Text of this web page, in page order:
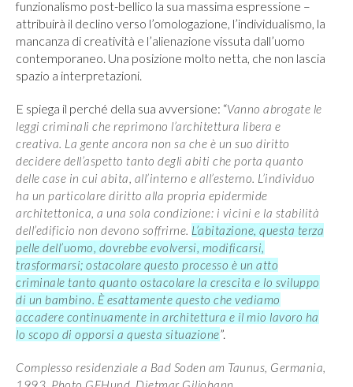
funzionalismo post-bellico la sua massima espressione –
attribuirà il declino verso l’omologazione, l’individualismo, la
mancanza di creatività e l’alienazione vissuta dall’uomo
contemporaneo. Una posizione molto netta, che non lascia
spazio a interpretazioni.
E spiega il perché della sua avversione: “Vanno abrogate le
leggi criminali che reprimono l’architettura libera e
creativa. La gente ancora non sa che è un suo diritto
decidere dell’aspetto tanto degli abiti che porta quanto
delle case in cui abita, all’interno e all’esterno. L ’individuo
ha un particolare diritto alla propria epidermide
architettonica, a una sola condizione: i vicini e la stabilità
dell’edificio non devono soffrirne. L’abitazione, questa terza
pelle dell’uomo, dovrebbe evolversi, modificarsi,
trasformarsi; ostacolare questo processo è un atto
criminale tanto quanto ostacolare la crescita e lo sviluppo
di un bambino. È esattamente questo che vediamo
accadere continuamente in architettura e il mio lavoro ha
lo scopo di opporsi a questa situazione”.
Complesso residenziale a Bad Soden am Taunus, Germania,